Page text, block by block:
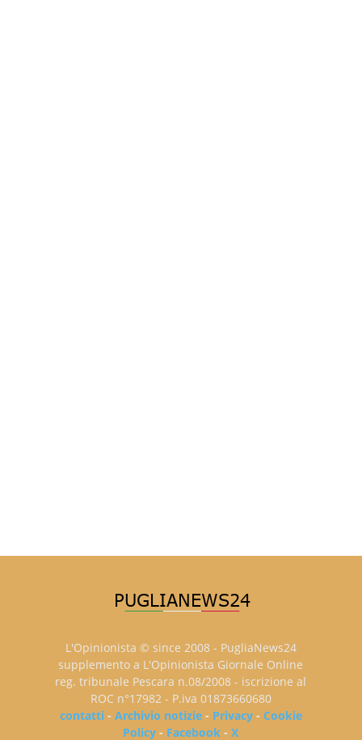
L'Opinionista © since 2008 - PugliaNews24
supplemento a L'Opinionista Giornale Online
reg. tribunale Pescara n.08/2008 - iscrizione al
ROC n°17982 - P.iva 01873660680
contatti- Archivio notizie- Privacy- Cookie
Policy - Facebook -X